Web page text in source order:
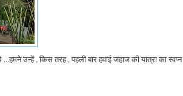
उन्हें , किस तरह , पहली बार हवाई जहाज की यात्रा का स्वप्न